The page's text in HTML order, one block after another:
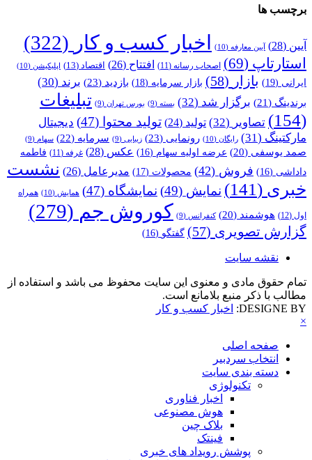
برچسب ها
آیین (28) آیین معارفه (10) اخبار کسب و کار (322)
استارتاپ (69) اصحاب رسانه (11) افتتاح (26) اقتصاد (13) اپلیکیشن (10)
ایرانی (19) بازار (58) بازار سرمایه (18) بازدید (23) برند (30)
برندینگ (21) برگزار شد (32) بسته (9) بورس تهران (9)
تبلیغات
(154)
تصاویر (32) تولید (24) تولید محتوا (47)
دیجیتال
مارکتینگ (31) رایگان (10) رونمایی (23) زیبایی (9) سرمایه (22) سهام (9)
صمد یوسفی (20) عرضه اولیه سهام (16) عکس (28) غرفه (11)
فاطمه
داداشی (16) فروش (42) محصولات (17) مدیرعامل (26)
نشست
خبری (141) نمایش (49) نمایشگاه (47) همایش (10) همراه
اول (12) هوشمند (20) کنفرانس (9) کوروش جم (279)
گزارش تصویری (57) گفتگو (16)
نقشه سایت
تمام حقوق مادی و معنوی این سایت محفوظ می باشد و استفاده از
مطالب با ذکر منبع بلامانع است.
DESIGNE BY:
اخبار کسب و کار
×
صفحه اصلی
انتخاب سردبیر
دسته بندی سایت
تکنولوژی
اخبار فناوری
هوش مصنوعی
بلاک چین
فینتک
پوشش رویداد های خبری